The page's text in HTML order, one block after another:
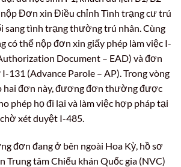
nộp Đơn xin Điều chỉnh Tình trạng cư trú
sang tình trạng thường trú nhân. Cùng
có thể nộp đơn xin giấy phép làm việc I-
Document – EAD) và đơn
131 (Advance Parole – AP). Trong vòng
hai đơn này, đương đơn thường được
phép họ đi lại và làm việc hợp pháp tại
xét duyệt I-485.
đơn đang ở bên ngoài Hoa Kỳ, hồ sơ
Trung tâm Chiếu khán Quốc gia (NVC)